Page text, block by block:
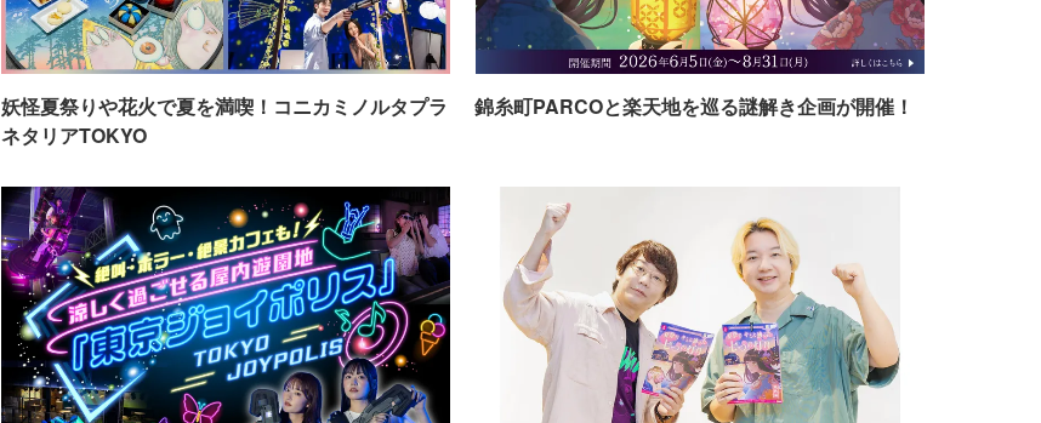
妖怪夏祭りや花火で夏を満喫！コニカミノルタプラ
ネタリアTOKYO
錦糸町PARCOと楽天地を巡る謎解き企画が開催！